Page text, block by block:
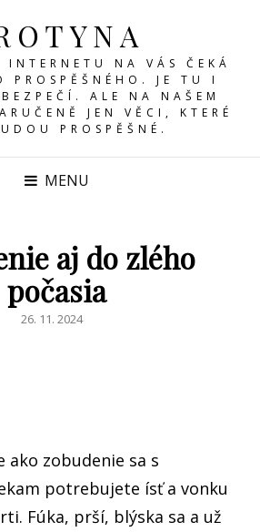
INTERNETU NA VÁS ČEKÁ
PROSPĚŠNÉHO. JE TU I
ALE NA NAŠEM
JEN VĚCI, KTERÉ
PROSPĚŠNÉ.
MENU
aj do zlého
počasia
POSTED
26. 11. 2024
ako zobudenie sa s
potrebujete ísť a vonku
Fúka, prší, blýska sa a už